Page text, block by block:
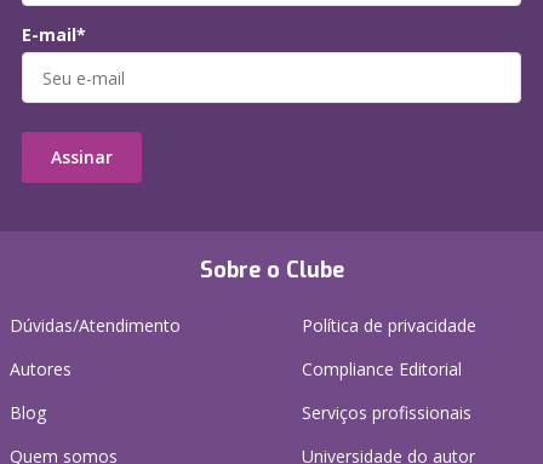
Sobre o Clube
Dúvidas/Atendimento
Autores
Blog
Quem somos
Política de privacidade
Compliance Editorial
Serviços profissionais
Universidade do autor
E-mail*
Assinar